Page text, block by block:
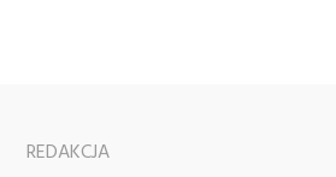
REDAKCJA